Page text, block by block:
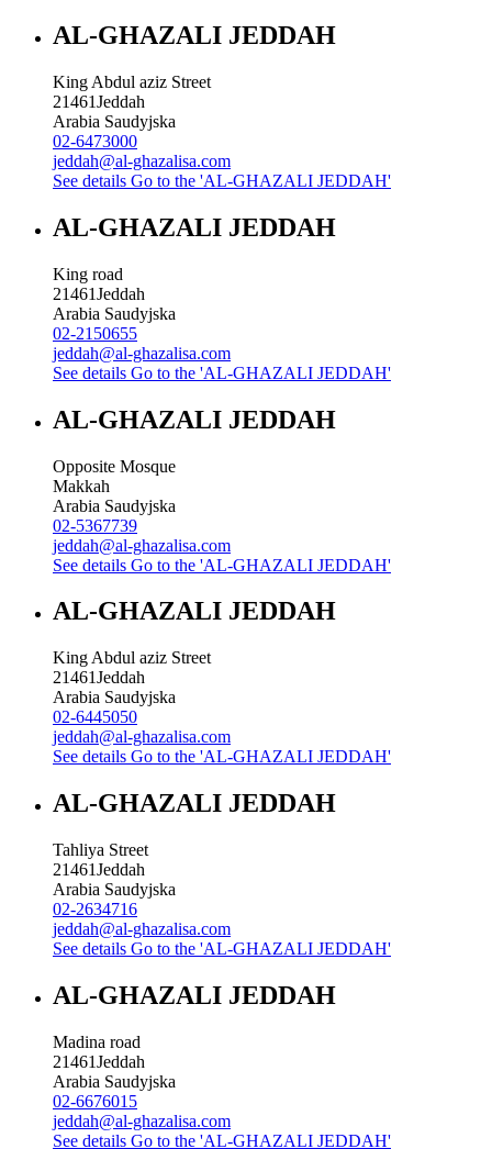
AL-GHAZALI JEDDAH
King Abdul aziz Street
21461Jeddah
Arabia Saudyjska
02-6473000
jeddah@al-ghazalisa.com
See details Go to the 'AL-GHAZALI JEDDAH'
AL-GHAZALI JEDDAH
King road
21461Jeddah
Arabia Saudyjska
02-2150655
jeddah@al-ghazalisa.com
See details Go to the 'AL-GHAZALI JEDDAH'
AL-GHAZALI JEDDAH
Opposite Mosque
Makkah
Arabia Saudyjska
02-5367739
jeddah@al-ghazalisa.com
See details Go to the 'AL-GHAZALI JEDDAH'
AL-GHAZALI JEDDAH
King Abdul aziz Street
21461Jeddah
Arabia Saudyjska
02-6445050
jeddah@al-ghazalisa.com
See details Go to the 'AL-GHAZALI JEDDAH'
AL-GHAZALI JEDDAH
Tahliya Street
21461Jeddah
Arabia Saudyjska
02-2634716
jeddah@al-ghazalisa.com
See details Go to the 'AL-GHAZALI JEDDAH'
AL-GHAZALI JEDDAH
Madina road
21461Jeddah
Arabia Saudyjska
02-6676015
jeddah@al-ghazalisa.com
See details Go to the 'AL-GHAZALI JEDDAH'